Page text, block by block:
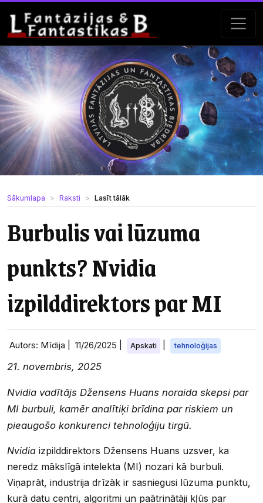
Sākumlapa Raksti Lasīt tālāk
Burbulis vai lūzuma
punkts? Nvidia
izpilddirektors par MI
Autors: Mīdija | 11/26/2025 Apskati tehnoloģijas
21. novembris, 2025
Nvidia vadītājs Džensens Huans noraida skepsi par
MI burbuli, kamēr analītiķi brīdina par riskiem un
pieaugošo konkurenci tehnoloģiju tirgū.
Nvidia izpilddirektors Džensens Huans uzsver, ka
neredz mākslīgā intelekta (MI) nozari kā burbuli.
Viņaprāt, industrija drīzāk ir sasniegusi lūzuma punktu,
kurā datu centri, algoritmi un paātrinātāji kļūs par